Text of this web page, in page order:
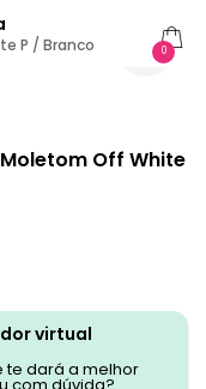
P / Branco 0
Off White
virtual
te dará a melhor